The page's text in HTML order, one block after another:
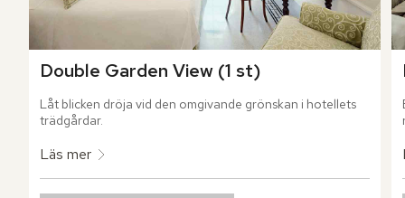
Double Garden View (1 st)
Låt blicken dröja vid den omgivande grönskan i hotellets
trädgårdar.
Läs mer